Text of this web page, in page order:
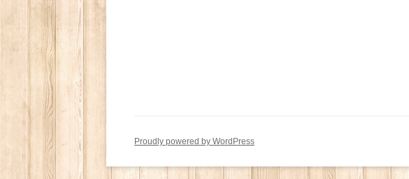
Proudly powered by WordPress